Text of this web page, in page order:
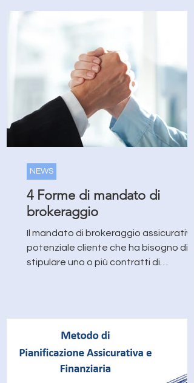
4 Forme di mandato di
brokeraggio
Il mandato di brokeraggio assicurativo
potenziale cliente che ha bisogno di
stipulare uno o più contratti di
NEWS